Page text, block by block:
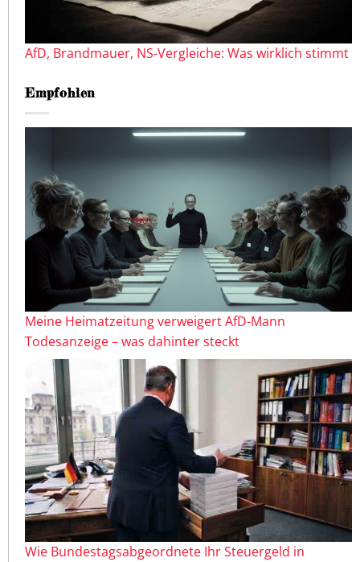
AfD, Brandmauer, NS-Vergleiche: Was wirklich stimmt
Empfohlen
Meine Heimatzeitung verweigert AfD-Mann
Todesanzeige – was dahinter steckt
Wie Bundestagsabgeordnete Ihr Steuergeld in